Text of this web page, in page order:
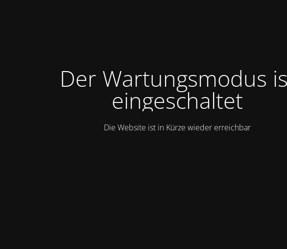
Der Wartungsmodus
eingeschaltet
Die Website ist in Kürze wieder erreichbar